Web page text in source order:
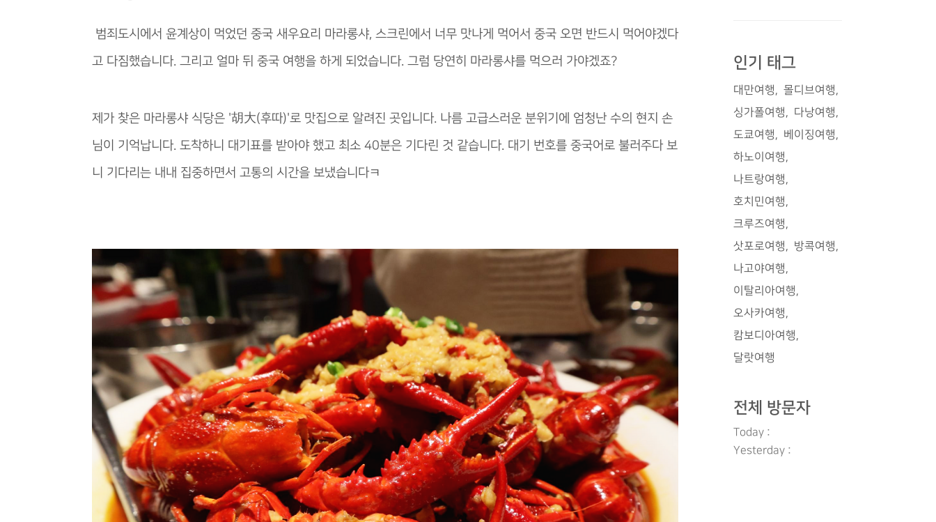
범죄도시에서 윤계상이 먹었던 중국 새우요리 마라롱샤, 스크린에서 너무 맛나게 먹어서 중국 오면 반드시 먹어야겠다
고 다짐했습니다. 그리고 얼마 뒤 중국 여행을 하게 되었습니다. 그럼 당연히 마라롱샤를 먹으러 가야겠죠?
제가 찾은 마라롱샤 식당은 '胡大(후따)'로 맛집으로 알려진 곳입니다. 나름 고급스러운 분위기에 엄청난 수의 현지 손
님이 기억납니다. 도착하니 대기표를 받아야 했고 최소 40분은 기다린 것 같습니다. 대기 번호를 중국어로 불러주다 보
니 기다리는 내내 집중하면서 고통의 시간을 보냈습니다ㅋ
인기 태그
대만여행
몰디브여행
싱가폴여행
다낭여행
도쿄여행
베이징여행
하노이여행
나트랑여행
호치민여행
크루즈여행
삿포로여행
방콕여행
나고야여행
이탈리아여행
오사카여행
캄보디아여행
달랏여행
전체 방문자
Today :
Yesterday :